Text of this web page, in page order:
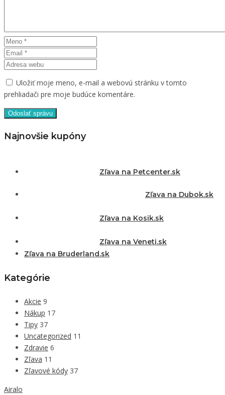
Uložiť moje meno, e-mail a webovú stránku v tomto
prehliadači pre moje budúce komentáre.
Najnovšie kupóny
Zľava na Petcenter.sk
Zľava na Dubok.sk
Zľava na Kosik.sk
Zľava na Veneti.sk
Zľava na Bruderland.sk
Kategórie
Akcie 9
Nákup 17
Tipy 37
Uncategorized 11
Zdravie 6
Zľava 11
Zľavové kódy 37
Airalo